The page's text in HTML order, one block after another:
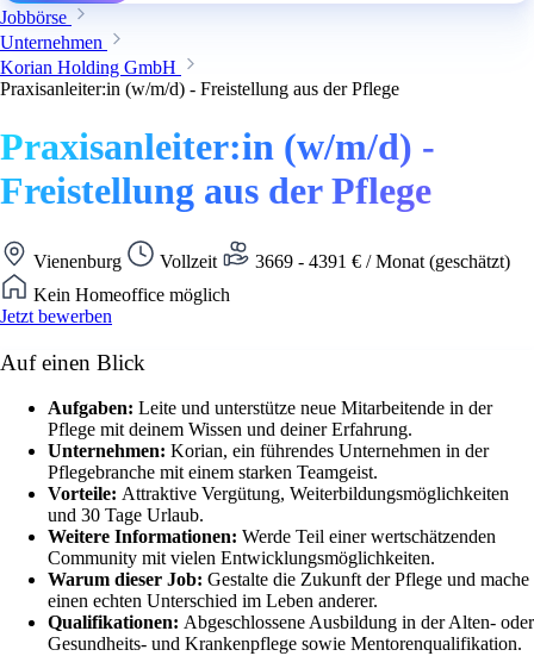
Jobbörse
Unternehmen
Korian Holding GmbH
Praxisanleiter:in (w/m/d) - Freistellung aus der Pflege
Praxisanleiter:in (w/m/d) -
Freistellung aus der Pflege
Vienenburg Vollzeit
3669 - 4391 € / Monat (geschätzt)
Kein Homeoffice möglich
Jetzt bewerben
Auf einen Blick
Aufgaben: Leite und unterstütze neue Mitarbeitende in der
Pflege mit deinem Wissen und deiner Erfahrung.
Unternehmen: Korian, ein führendes Unternehmen in der
Pflegebranche mit einem starken Teamgeist.
Vorteile: Attraktive Vergütung, Weiterbildungsmöglichkeiten
und 30 Tage Urlaub.
Weitere Informationen: Werde Teil einer wertschätzenden
Community mit vielen Entwicklungsmöglichkeiten.
Warum dieser Job: Gestalte die Zukunft der Pflege und mache
einen echten Unterschied im Leben anderer.
Qualifikationen: Abgeschlossene Ausbildung in der Alten- oder
Gesundheits- und Krankenpflege sowie Mentorenqualifikation.